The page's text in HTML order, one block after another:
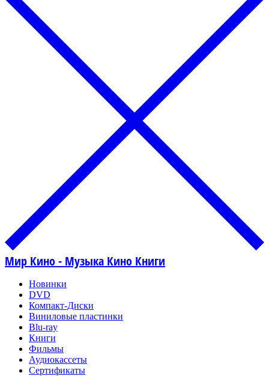
Мир Кино - Музыка Кино Книги
Новинки
DVD
Компакт-Диски
Виниловые пластинки
Blu-ray
Книги
Фильмы
Аудиокассеты
Сертификаты